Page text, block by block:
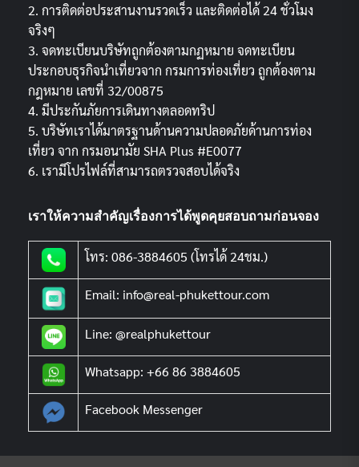
2. การติดต่อประสานงานรวดเร็ว และติดต่อได้ 24 ชั่วโมง
จริงๆ
3. จดทะเบียนบริษัทถูกต้องตามกฏหมาย จดทะเบียน
ประกอบธุรกิจนำเที่ยวจาก กรมการท่องเที่ยว ถูกต้องตาม
กฎหมาย เลขที่ 32/00875
4. มีประกันภัยการเดินทางตลอดทริป
5. บริษัทเราได้มาตรฐานด้านความปลอดภัยด้านการท่อง
เที่ยว จาก กรมอนามัย SHA Plus #E0077
6. เรามีโปรไฟล์ที่สามารถตรวจสอบได้จริง
เราให้ความสำคัญเรื่องการได้พูดคุยสอบถามก่อนจอง
โทร: 086-3884605 (โทรได้ 24ชม.)
Email: info@real-phukettour.com
Line: @realphukettour
Whatsapp: +66 86 3884605
Facebook Messenger